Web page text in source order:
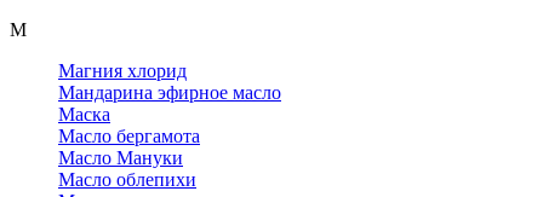
М
Магния хлорид
Мандарина эфирное масло
Маска
Масло бергамота
Масло Мануки
Масло облепихи